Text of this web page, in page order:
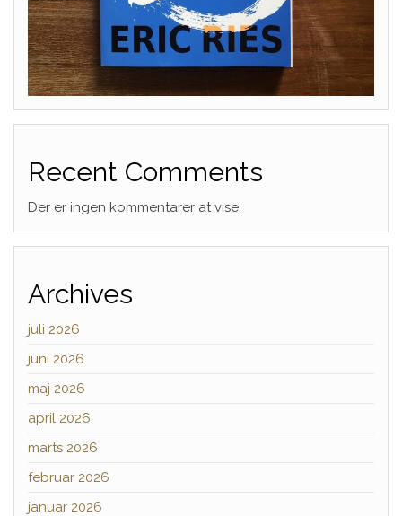
Recent Comments
Der er ingen kommentarer at vise.
Archives
juli 2026
juni 2026
maj 2026
april 2026
marts 2026
februar 2026
januar 2026